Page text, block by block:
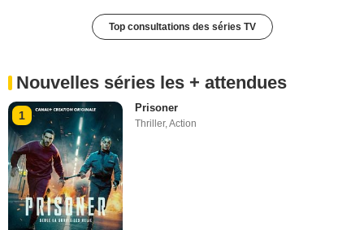
Top consultations des séries TV
Nouvelles séries les + attendues
1
Prisoner
Thriller,Action